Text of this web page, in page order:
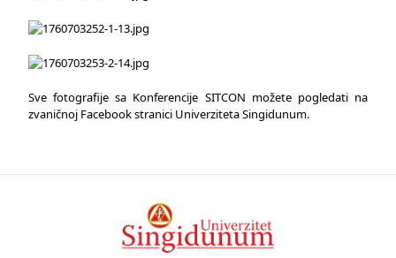
Sve fotografije sa Konferencije SITCON možete pogledati na
zvaničnoj Facebook stranici Univerziteta Singidunum.